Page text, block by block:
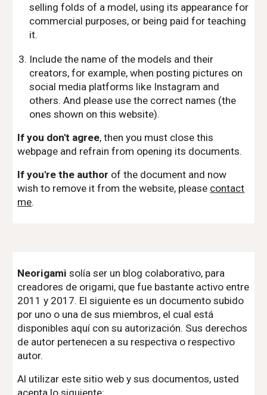
selling folds of a model, using its appearance for
commercial purposes, or being paid for teaching
it.
Include the name of the models and their
creators, for example, when posting pictures on
social media platforms like Instagram and
others. And please use the correct names (the
ones shown on this website).
If you don't agree, then you must close this
webpage and refrain from opening its documents.
If you're the author of the document and now
wish to remove it from the website, please contact
me.
Neorigami solía ser un blog colaborativo, para
creadores de origami, que fue bastante activo entre
2011 y 2017. El siguiente es un documento subido
por uno o una de sus miembros, el cual está
disponibles aquí con su autorización. Sus derechos
de autor pertenecen a su respectiva o respectivo
autor.
Al utilizar este sitio web y sus documentos, usted
acepta lo siguiente: